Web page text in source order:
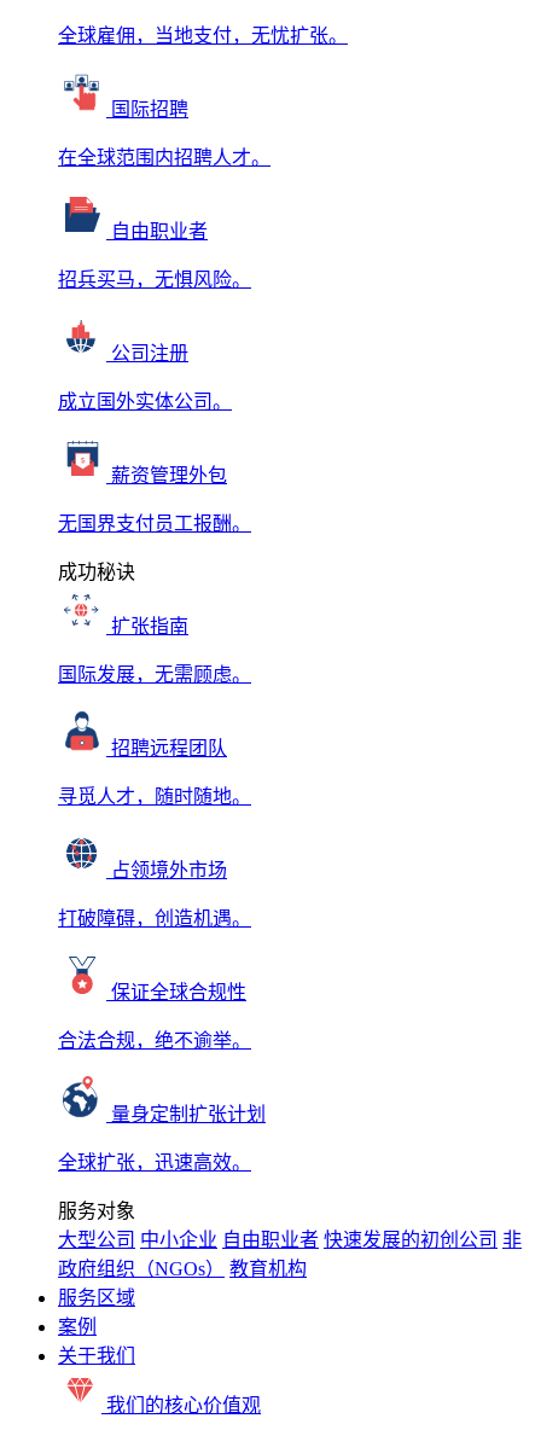
全球雇佣，当地支付，无忧扩张。
国际招聘
在全球范围内招聘人才。
自由职业者
招兵买马，无惧风险。
公司注册
成立国外实体公司。
薪资管理外包
无国界支付员工报酬。
成功秘诀
扩张指南
国际发展，无需顾虑。
招聘远程团队
寻觅人才，随时随地。
占领境外市场
打破障碍，创造机遇。
保证全球合规性
合法合规，绝不逾举。
量身定制扩张计划
全球扩张，迅速高效。
服务对象
大型公司 中小企业 自由职业者 快速发展的初创公司 非
政府组织（NGOs）
教育机构
服务区域
案例
关于我们
我们的核心价值观